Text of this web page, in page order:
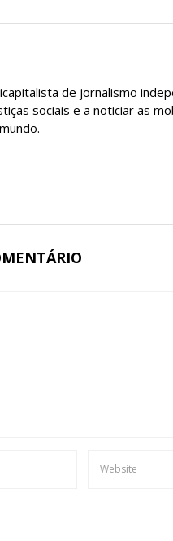
de jornalismo
sociais e a noticiar as